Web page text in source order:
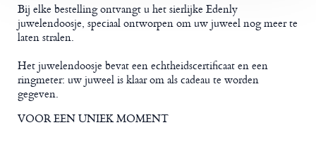
Bij elke bestelling ontvangt u het sierlijke Edenly
juwelendoosje, speciaal ontworpen om uw juweel nog meer te
laten stralen.
Het juwelendoosje bevat een echtheidscertificaat en een
ringmeter: uw juweel is klaar om als cadeau te worden
gegeven.
VOOR EEN UNIEK MOMENT